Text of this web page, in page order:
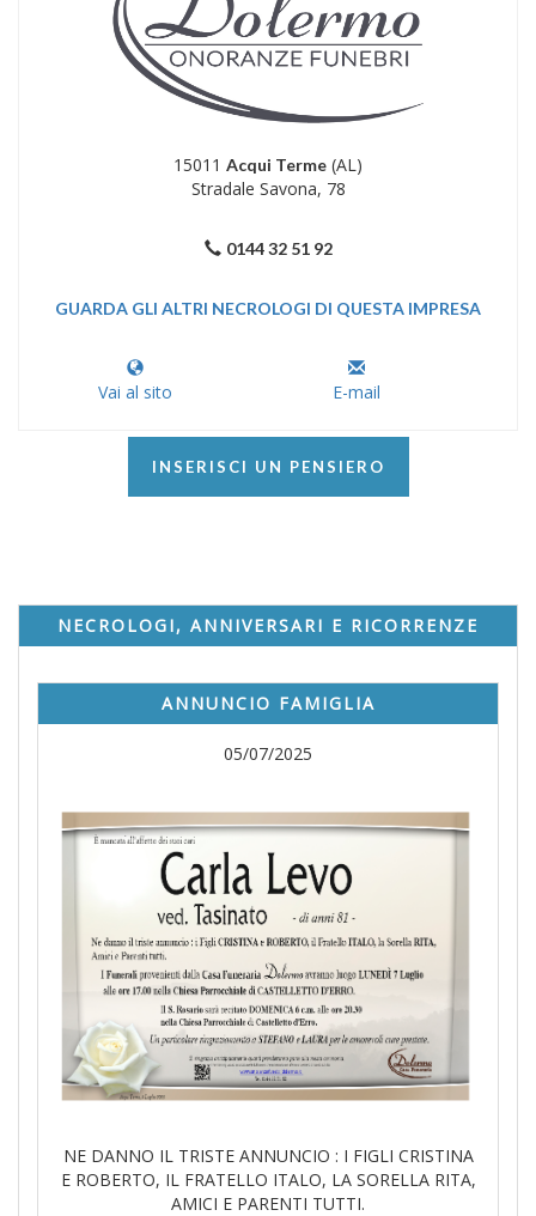
15011 Acqui Terme (AL)
Stradale Savona, 78
0144 32 51 92
GUARDA GLI ALTRI NECROLOGI DI QUESTA IMPRESA
Vai al sito E-mail
INSERISCI UN PENSIERO
NECROLOGI, ANNIVERSARI E RICORRENZE
ANNUNCIO FAMIGLIA
05/07/2025
NE DANNO IL TRISTE ANNUNCIO : I FIGLI CRISTINA
E ROBERTO, IL FRATELLO ITALO, LA SORELLA RITA,
AMICI E PARENTI TUTTI.